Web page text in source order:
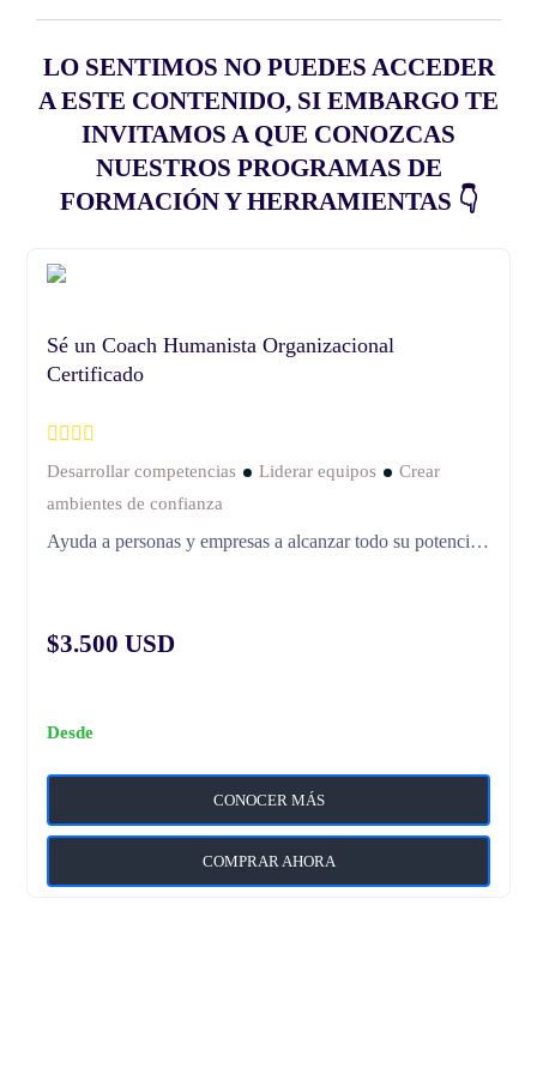
LO SENTIMOS NO PUEDES ACCEDER
A ESTE CONTENIDO, SI EMBARGO TE
INVITAMOS A QUE CONOZCAS
NUESTROS PROGRAMAS DE
FORMACIÓN Y HERRAMIENTAS 👇
Sé un Coach Humanista Organizacional
Certificado
Desarrollar competencias Liderar equipos
Crear
ambientes de confianza
Ayuda a personas y empresas a alcanzar todo su potencial a través del desarrollo de competencias y habilidades que te llevan a tener un liderazgo más efectivo, diferente y enriquecido con competencias de Coaching
$3.500 USD
Desde
CONOCER MÁS
COMPRAR AHORA